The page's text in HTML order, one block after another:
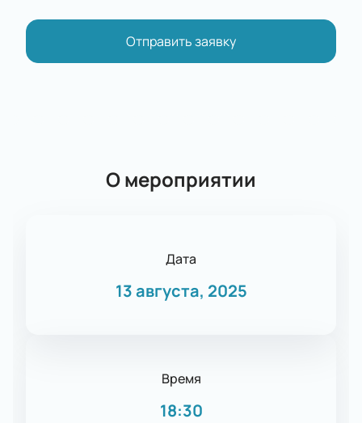
Отправить заявку
О мероприятии
Дата
13 августа, 2025
Время
18:30